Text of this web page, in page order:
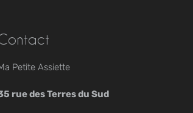
Petite Assiette
rue des Terres du Sud